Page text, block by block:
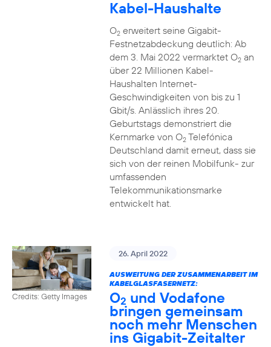
Kabel-Haushalte
O2erweitert seine Gigabit-
Festnetzabdeckung deutlich: Ab
dem 3. Mai 2022 vermarktet O2an
über 22 Millionen Kabel-
Haushalten Internet-
Geschwindigkeiten von bis zu 1
Gbit/s. Anlässlich ihres 20.
Geburtstags demonstriert die
Kernmarke von O2Telefónica
Deutschland damit erneut, dass sie
sich von der reinen Mobilfunk- zur
umfassenden
Telekommunikationsmarke
entwickelt hat.
Credits: Getty Images
26. April 2022
AUSWEITUNG DER ZUSAMMENARBEIT IM
KABELGLASFASERNETZ:
O2 und Vodafone
bringen gemeinsam
noch mehr Menschen
ins Gigabit-Zeitalter